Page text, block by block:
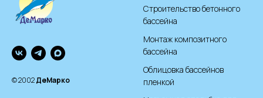
© 2002ДеМарко
Строительство бетонного
бассейна
Монтаж композитного
бассейна
Облицовка бассейнов
пленкой